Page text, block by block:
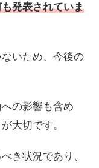
発表されていま
いため、今後の
の影響も含め
大切です。
き状況であり、